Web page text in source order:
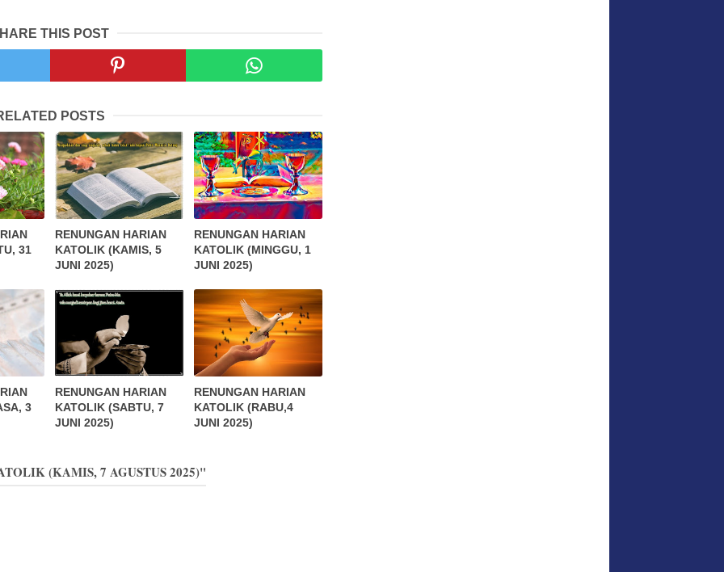
THIS POST
POSTS
31
RENUNGAN HARIAN
KATOLIK (KAMIS, 5
JUNI 2025)
RENUNGAN HARIAN
KATOLIK (MINGGU, 1
JUNI 2025)
3
RENUNGAN HARIAN
KATOLIK (SABTU, 7
JUNI 2025)
RENUNGAN HARIAN
KATOLIK (RABU,4
JUNI 2025)
(KAMIS, 7 AGUSTUS 2025)"